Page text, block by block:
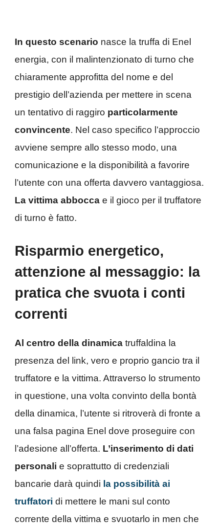
In questo scenario nasce la truffa di Enel
energia, con il malintenzionato di turno che
chiaramente approfitta del nome e del
prestigio dell’azienda per mettere in scena
un tentativo di raggiro particolarmente
convincente. Nel caso specifico l’approccio
avviene sempre allo stesso modo, una
comunicazione e la disponibilità a favorire
l’utente con una offerta davvero vantaggiosa.
La vittima abbocca e il gioco per il truffatore
di turno è fatto.
Risparmio energetico,
attenzione al messaggio: la
pratica che svuota i conti
correnti
Al centro della dinamica truffaldina la
presenza del link, vero e proprio gancio tra il
truffatore e la vittima. Attraverso lo strumento
in questione, una volta convinto della bontà
della dinamica, l’utente si ritroverà di fronte a
una falsa pagina Enel dove proseguire con
l’adesione all’offerta. L’inserimento di dati
personali e soprattutto di credenziali
bancarie darà quindi la possibilità ai
truffatori di mettere le mani sul conto
corrente della vittima e svuotarlo in men che